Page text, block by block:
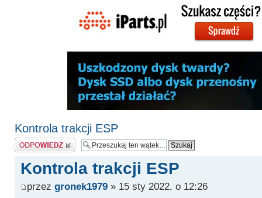
Kontrola trakcji ESP
Odpowiedz
Kontrola trakcji ESP
przez gronek1979» 15 sty 2022, o 12:26